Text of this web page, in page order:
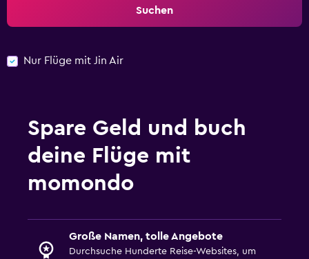
Suchen
Nur Flüge mit Jin Air
Spare Geld und buch
deine Flüge mit
momondo
Große Namen, tolle Angebote
Durchsuche Hunderte Reise-Websites, um